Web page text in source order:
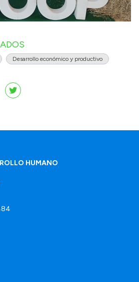
Desarrollo económico y productivo
HUMANO